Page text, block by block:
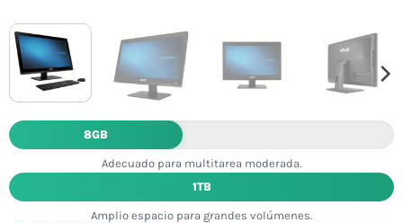
8GB
Adecuado para multitarea moderada.
1TB
Amplio espacio para grandes volúmenes.